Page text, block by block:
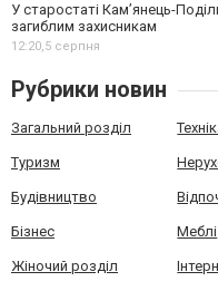
У старостаті Кам’янець-
загиблим захисникам
12:20,5 серпня
Рубрики новин
Загальний розділ
Туризм
Будівництво
Бізнес Меблі
Жіночий розділ